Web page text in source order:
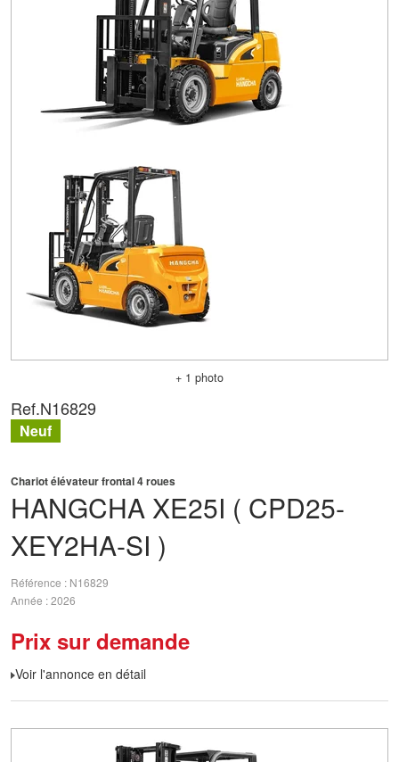
+ 1 photo
HANGCHA XE25I ( CPD25-
XEY2HA-SI )
Chariot élévateur frontal 4 roues
Référence
N16829
Année 2026
Prix sur demande
Voir l'annonce en détail
Ref.N16829
Neuf